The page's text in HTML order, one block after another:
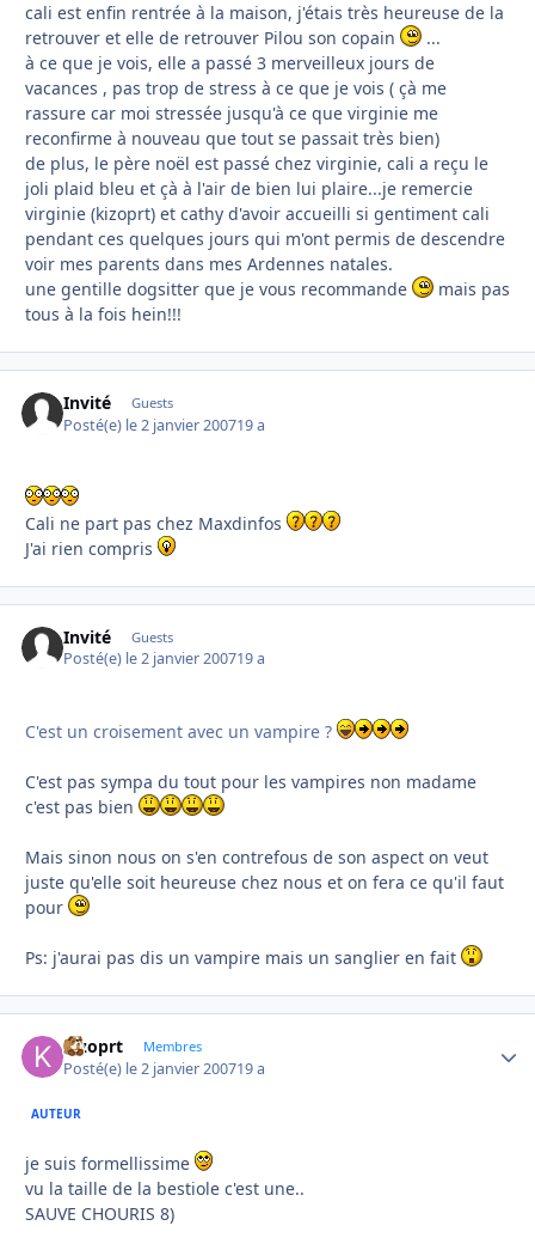
cali est enfin rentrée à la maison, j'étais très heureuse de la
retrouver et elle de retrouver Pilou son copain
...
à ce que je vois, elle a passé 3 merveilleux jours de
vacances , pas trop de stress à ce que je vois ( çà me
rassure car moi stressée jusqu'à ce que virginie me
reconfirme à nouveau que tout se passait très bien)
de plus, le père noël est passé chez virginie, cali a reçu le
joli plaid bleu et çà à l'air de bien lui plaire...je remercie
virginie (kizoprt) et cathy d'avoir accueilli si gentiment cali
pendant ces quelques jours qui m'ont permis de descendre
voir mes parents dans mes Ardennes natales.
une gentille dogsitter que je vous recommande
mais pas
tous à la fois hein!!!
Invité Guests
Posté(e) le 2 janvier 200719 a
Cali ne part pas chez Maxdinfos
J'ai rien compris
Invité Guests
Posté(e) le 2 janvier 200719 a
C'est un croisement avec un vampire ?
C'est pas sympa du tout pour les vampires non madame
c'est pas bien
Mais sinon nous on s'en contrefous de son aspect on veut
juste qu'elle soit heureuse chez nous et on fera ce qu'il faut
pour
Ps: j'aurai pas dis un vampire mais un sanglier en fait
kizoprt Membres
Posté(e) le 2 janvier 200719 a
AUTEUR
je suis formellissime
vu la taille de la bestiole c'est une..
SAUVE CHOURIS 8)